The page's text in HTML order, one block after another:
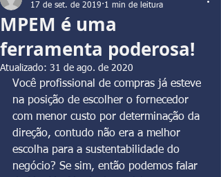
MPEM é uma
ferramenta poderosa!
17 de set. de 2019 1 min de leitura
Atualizado: 31 de ago. de 2020
Você profissional de compras já esteve
na posição de escolher o fornecedor
com menor custo por determinação da
direção, contudo não era a melhor
escolha para a sustentabilidade do
negócio? Se sim, então podemos falar